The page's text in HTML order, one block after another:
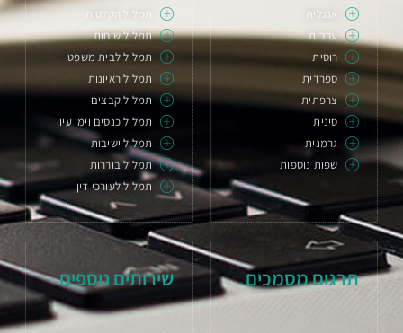
אנגלית
ערבית
רוסית
ספרדית
צרפתית
סינית
גרמנית
שפות נוספות
תמלול הקלטות
תמלול שיחות
תמלול לבית משפט
תמלול ראיונות
תמלול קבצים
תמלול כנסים וימי עיון
תמלול ישיבות
תמלול בוררות
תמלול לעורכי דין
תרגום מסמכים שירותים נוספים